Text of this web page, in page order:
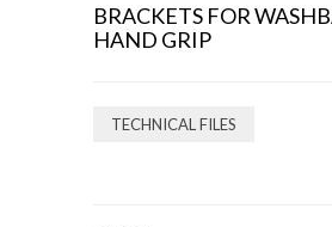
BRACKETS FOR
HAND GRIP
TECHNICAL FILES